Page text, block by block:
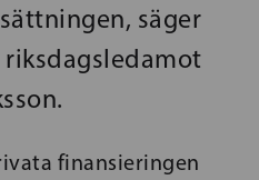
säger
riksdagsledamot
finansieringen